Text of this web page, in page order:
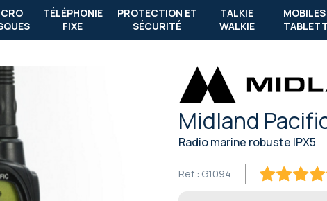
TÉLÉPHONIE
FIXE
PROTECTION ET
SÉCURITÉ
TALKIE
WALKIE
Midland
Radio marine robuste IPX5
Ref : G1094